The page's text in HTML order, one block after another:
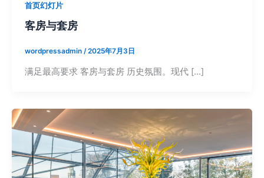
首页幻灯片
客房与套房
wordpressadmin /2025年7月3日
满足最高要求 客房与套房 历史氛围。现代 […]